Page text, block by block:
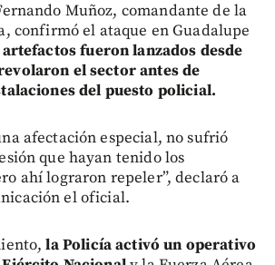
Muñoz, comandante de la
confirmó el ataque en Guadalupe
fueron lanzados desde
el sector antes de
del puesto policial.
afectación especial, no sufrió
que hayan tenido los
ahí lograron repeler”, declaró a
el oficial.
la Policía activó un operativo